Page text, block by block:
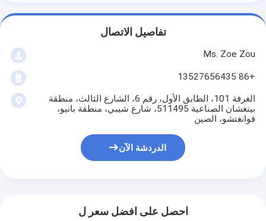
معدات اختبار دخول الماء
آلة اختبار MCB
معدات اختبار الأجهزة الطبية
تفاصيل الاتصال
Ms. Zoe Zou
+86 13527656435
الغرفة 101، الطابق الأول، رقم 6، الشارع الثالث، منطقة
بينغشان الصناعية 511495، شارع شيبي، منطقة بانيو،
قوانغتشو، الصين
الدردشة الآن
احصل على افضل سعر ل